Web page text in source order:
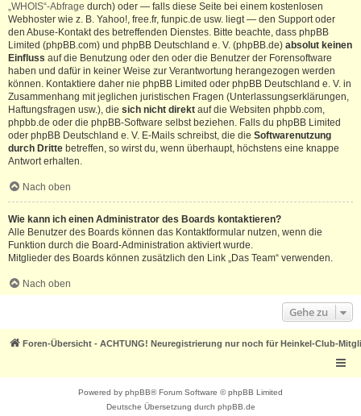
„WHOIS“-Abfrage durch) oder — falls diese Seite bei einem kostenlosen
Webhoster wie z. B. Yahoo!, free.fr, funpic.de usw. liegt — den Support oder
den Abuse-Kontakt des betreffenden Dienstes. Bitte beachte, dass phpBB
Limited (phpBB.com) und phpBB Deutschland e. V. (phpBB.de) absolut keinen
Einfluss auf die Benutzung oder den oder die Benutzer der Forensoftware
haben und dafür in keiner Weise zur Verantwortung herangezogen werden
können. Kontaktiere daher nie phpBB Limited oder phpBB Deutschland e. V. in
Zusammenhang mit jeglichen juristischen Fragen (Unterlassungserklärungen,
Haftungsfragen usw.), die sich nicht direkt auf die Websiten phpbb.com,
phpbb.de oder die phpBB-Software selbst beziehen. Falls du phpBB Limited
oder phpBB Deutschland e. V. E-Mails schreibst, die die Softwarenutzung
durch Dritte betreffen, so wirst du, wenn überhaupt, höchstens eine knappe
Antwort erhalten.
Nach oben
Wie kann ich einen Administrator des Boards kontaktieren?
Alle Benutzer des Boards können das Kontaktformular nutzen, wenn die
Funktion durch die Board-Administration aktiviert wurde.
Mitglieder des Boards können zusätzlich den Link „Das Team“ verwenden.
Nach oben
Gehe zu
Foren-Übersicht - ACHTUNG! Neuregistrierung nur noch für Heinkel-Club-
Powered by phpBB® Forum Software © phpBB Limited
Deutsche Übersetzung durch phpBB.de